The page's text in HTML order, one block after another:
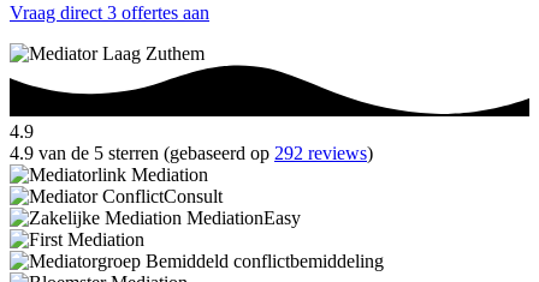
Vraag direct 3 offertes aan
4.9
4.9 van de 5 sterren (gebaseerd op 292 reviews)